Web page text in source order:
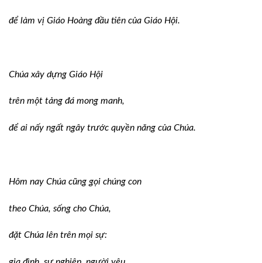
để làm vị Giáo Hoàng đầu tiên của Giáo Hội.
Chúa xây dựng Giáo Hội
trên một tảng đá mong manh,
để ai nấy ngất ngây trước quyền năng của Chúa.
Hôm nay Chúa cũng gọi chúng con
theo Chúa, sống cho Chúa,
đặt Chúa lên trên mọi sự: